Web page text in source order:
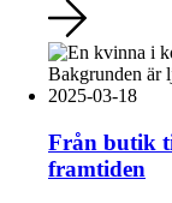
2025-03-18
Från butik
framtiden